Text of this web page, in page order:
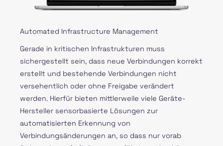
Automated Infrastructure Management
Gerade in kritischen Infrastrukturen muss
sichergestellt sein, dass neue Verbindungen korrekt
erstellt und bestehende Verbindungen nicht
versehentlich oder ohne Freigabe verändert
werden. Hierfür bieten mittlerweile viele Geräte-
Hersteller sensorbasierte Lösungen zur
automatisierten Erkennung von
Verbindungsänderungen an, so dass nur vorab